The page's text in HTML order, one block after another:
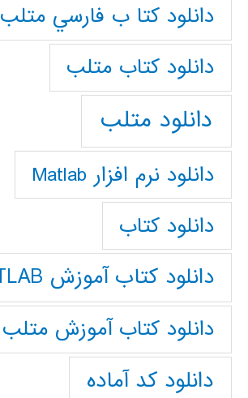
دانلود كتا ب فارسي متلب
دانلود كتاب متلب
دانلود متلب
دانلود نرم افزار Matlab
دانلود کتاب
دانلود کتاب آموزش MATLAB
دانلود کتاب آموزش متلب
دانلود کد آماده